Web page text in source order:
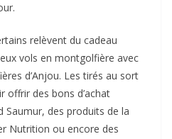
relèvent du cadeau
vols en montgolfière avec
d’Anjou. Les tirés au sort
offrir des bons d’achat
Saumur, des produits de la
Nutrition ou encore des